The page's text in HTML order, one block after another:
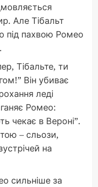
Але Тібальт
під пахвою Ромео
Тібальте, ти
Він убиває
леді
Ромео:
чекає в Вероні”.
– сльози,
на
сильніше за